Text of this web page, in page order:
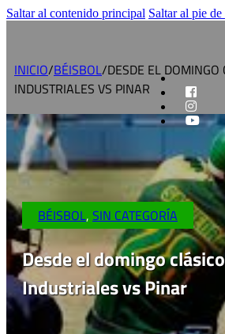
Saltar al contenido principal Saltar al pie de
INICIO/BÉISBOL/DESDE EL DOMINGO
INDUSTRIALES VS PINAR
BÉISBOL, SIN CATEGORÍA
Desde el domingo clásico
Industriales vs Pinar